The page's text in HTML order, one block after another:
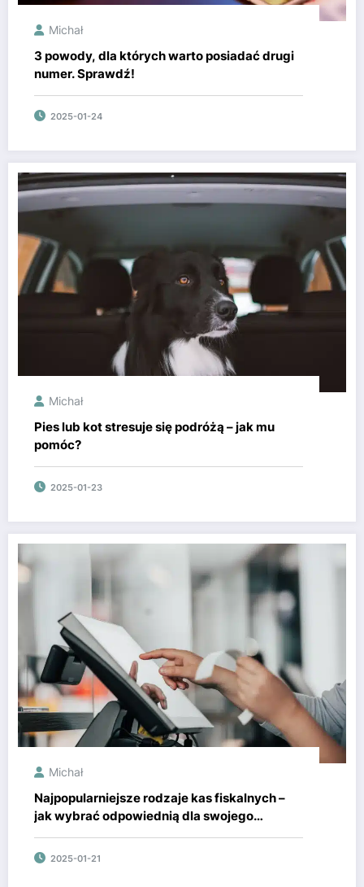
Michał
3 powody, dla których warto posiadać drugi
numer. Sprawdź!
2025-01-24
Michał
Pies lub kot stresuje się podróżą – jak mu
pomóc?
2025-01-23
Michał
Najpopularniejsze rodzaje kas fiskalnych –
jak wybrać odpowiednią dla swojego
2025-01-21